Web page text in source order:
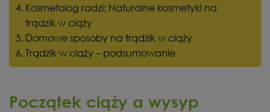
Kosmetolog radzi: Naturalne kosmetyki na
trądzik w ciąży
Domowe sposoby na trądzik w ciąży
Trądzik w ciąży – podsumowanie
Początek ciąży a wysyp